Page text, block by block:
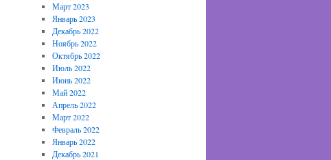
Март 2023
Январь 2023
Декабрь 2022
Ноябрь 2022
Октябрь 2022
Июль 2022
Июнь 2022
Май 2022
Апрель 2022
Март 2022
Февраль 2022
Январь 2022
Декабрь 2021